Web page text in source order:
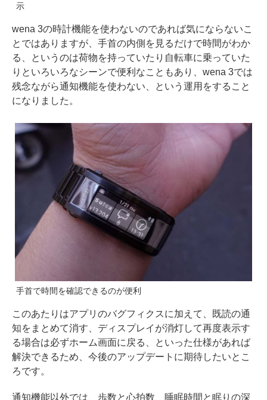
示
wena 3の時計機能を使わないのであれば気にならないこ
とではありますが、手首の内側を見るだけで時間がわか
る、というのは荷物を持っていたり自転車に乗っていた
りといろいろなシーンで便利なこともあり、wena 3では
残念ながら通知機能を使わない、という運用をすること
になりました。
手首で時間を確認できるのが便利
このあたりはアプリのバグフィクスに加えて、既読の通
知をまとめて消す、ディスプレイが消灯して再度表示す
る場合は必ずホーム画面に戻る、といった仕様があれば
解決できるため、今後のアップデートに期待したいとこ
ろです。
通知機能以外では、歩数と心拍数、睡眠時間と眠りの深